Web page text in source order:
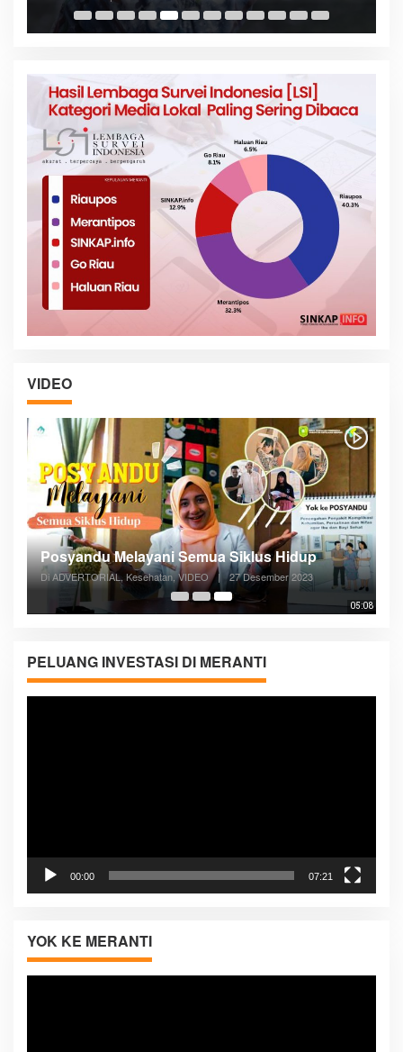
VIDEO
05:08
Posyandu Melayani Semua Siklus Hidup
Di ADVERTORIAL, Kesehatan, VIDEO | 27 Desember 2023
PELUANG INVESTASI DI MERANTI
00:00 07:21
YOK KE MERANTI
Pemutar